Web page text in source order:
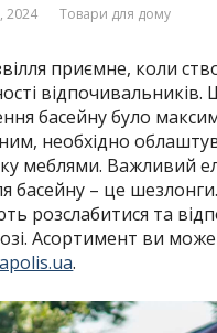
2024 Товари для дому
приємне, коли
відпочивальників.
басейну було
необхідно
меблями. Важливий
басейну – це
розслабитися та
Асортимент ви
.